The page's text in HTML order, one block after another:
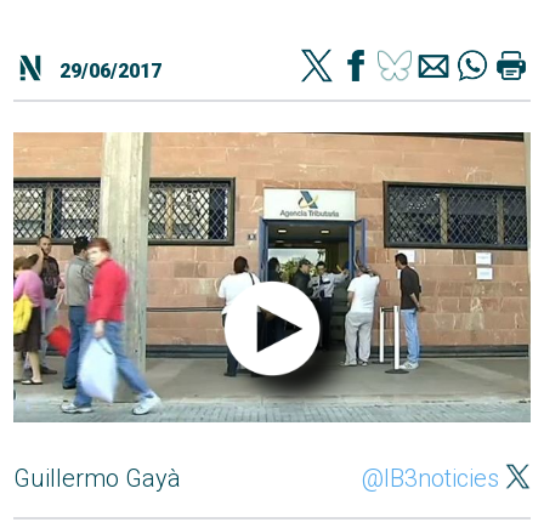
29/06/2017
Guillermo Gayà @IB3noticies